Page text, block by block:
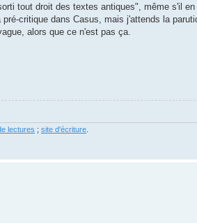
tout droit des textes antiques", même s'il
critique dans Casus, mais j'attends la
alors que ce n'est pas ça.
lectures ; site d'écriture